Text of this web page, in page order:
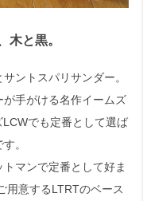
木と黒。
ントスパリサンダー。
手がける名作イームズ
でも定番として選ば
。
マンで定番として好ま
用意するLTRTのベース